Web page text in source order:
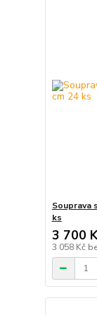
Souprava
ks
3 700
3 058 Kč